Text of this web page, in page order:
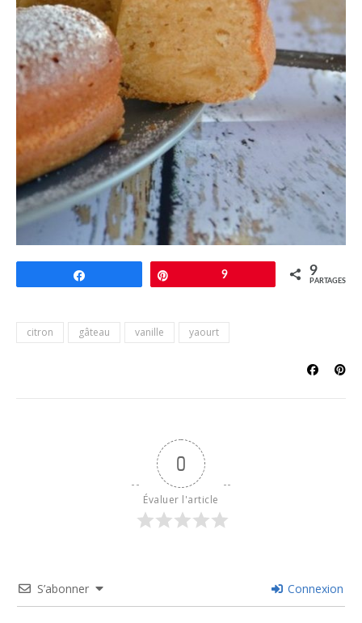
9 9
PARTAGES
citron gâteau vanille yaourt
0
Évaluer l'article
S’abonner Connexion